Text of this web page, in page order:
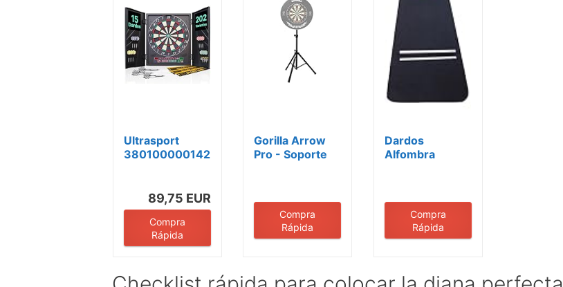
Ultrasport
380100000142
con...89,75 EUR
Compra
Rápida
Gorilla Arrow
Pro - Soporte
Compra
Rápida
Dardos
Alfombra
Compra
Rápida